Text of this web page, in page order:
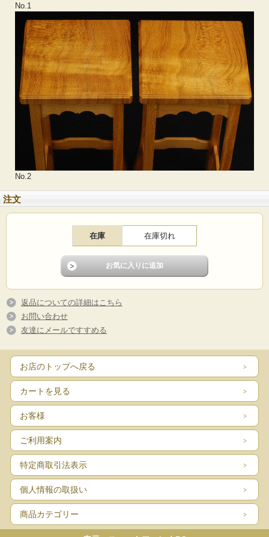
No.1
No.2
注文
在庫 在庫切れ
返品についての詳細はこちら
お問い合わせ
友達にメールですすめる
お店のトップへ戻る
カートを見る
お客様
ご利用案内
特定商取引法表示
個人情報の取扱い
商品カテゴリー